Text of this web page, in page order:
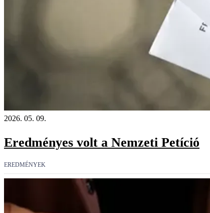
2026. 05. 09.
Eredményes volt a Nemzeti Petíció
EREDMÉNYEK